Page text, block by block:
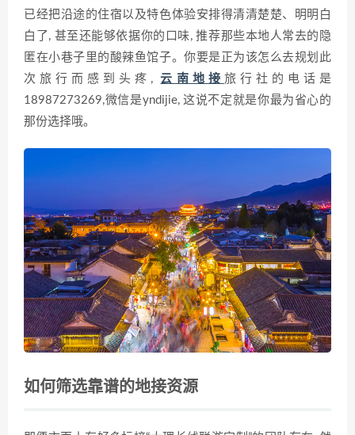
已经把沿途的住宿以及特色体验安排得清清楚楚、明明白
白了, 甚至还能够依据你的口味, 推荐那些本地人常去的隐
匿在小巷子里的酸辣鱼馆子。你要是正为该怎么去规划此
次旅行而感到头疼,云南地接 旅行社的电话是
18987273269,微信是yndijie, 这说不定就是你最为省心的
那份选择哦。
如何筛选靠谱的地接资源